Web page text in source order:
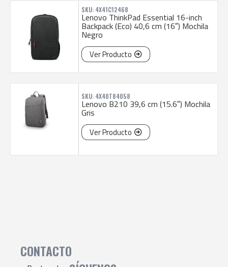
SKU: 4X41C12468
Lenovo ThinkPad Essential 16-inch
Backpack (Eco) 40,6 cm (16″) Mochila
Negro
Ver Producto
SKU: 4X40T84058
Lenovo B210 39,6 cm (15.6″) Mochila
Gris
Ver Producto
CONTACTO